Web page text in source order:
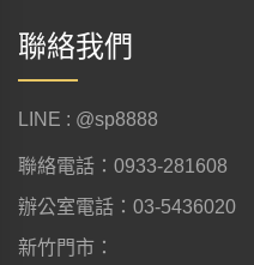
聯絡我們
LINE : @sp8888
聯絡電話：0933-281608
辦公室電話：03-5436020
新竹門市：